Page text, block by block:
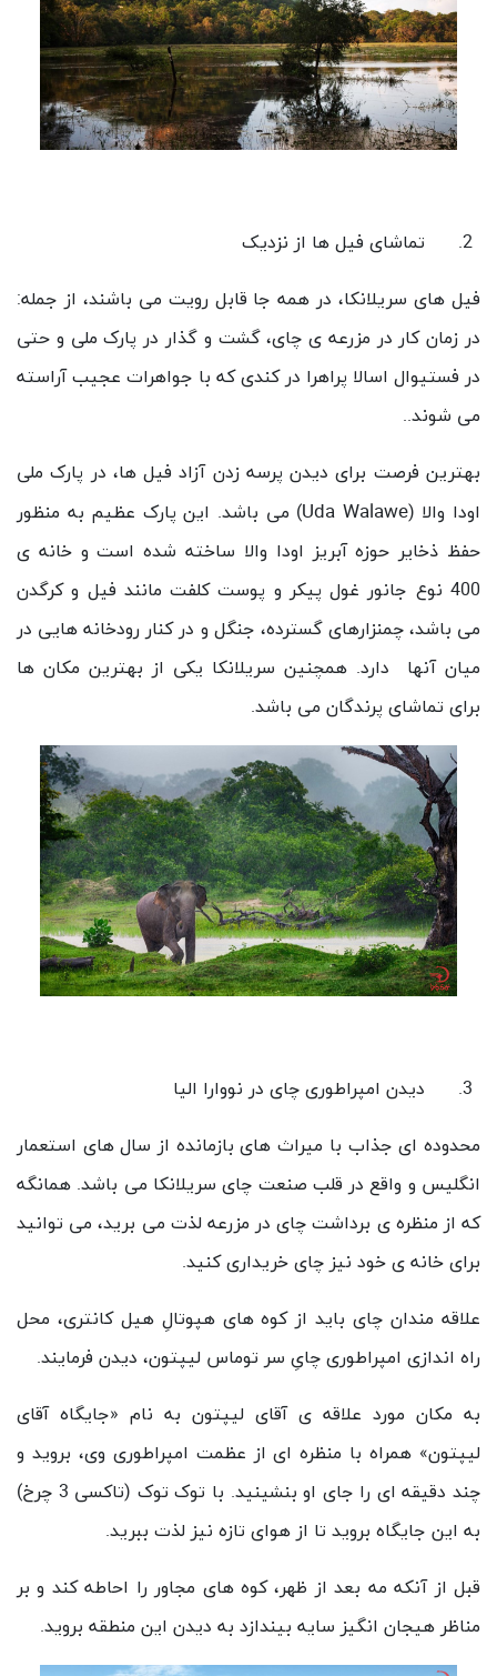
تماشای فیل ها از نزدیک
فیل های سریلانکا، در همه جا قابل رویت می باشند، از جمله:
در زمان کار در مزرعه ی چای، گشت و گذار در پارک ملی و حتی
در فستیوال اسالا پراهرا در کندی که با جواهرات عجیب آراسته
می شوند..
بهترین فرصت برای دیدن پرسه زدن آزاد فیل ها، در پارک ملی
اودا والا (Uda Walawe) می باشد. این پارک عظیم به منظور
حفظ ذخایر حوزه آبریز اودا والا ساخته شده است و خانه ی
400 نوع جانور غول پیکر و پوست کلفت مانند فیل و کرگدن
می باشد، چمنزارهای گسترده، جنگل و در کنار رودخانه هایی در
میان آنها دارد. همچنین سریلانکا یکی از بهترین مکان ها
برای تماشای پرندگان می باشد.
دیدن امپراطوری چای در نووارا الیا
محدوده ای جذاب با میراث های بازمانده از سال های استعمار
انگلیس و واقع در قلب صنعت چای سریلانکا می باشد. همانگه
که از منظره ی برداشت چای در مزرعه لذت می برید، می توانید
برای خانه ی خود نیز چای خریداری کنید.
علاقه مندان چای باید از کوه های هپوتالِ هیل کانتری، محل
راه اندازی امپراطوری چایِ سر توماس لیپتون، دیدن فرمایند.
به مکان مورد علاقه ی آقای لیپتون به نام «جایگاه آقای
لیپتون» همراه با منظره ای از عظمت امپراطوری وی، بروید و
چند دقیقه ای را جای او بنشینید. با توک توک (تاکسی 3 چرخ)
به این جایگاه بروید تا از هوای تازه نیز لذت ببرید.
قبل از آنکه مه بعد از ظهر، کوه های مجاور را احاطه کند و بر
مناظر هیجان انگیز سایه بیندازد به دیدن این منطقه بروید.